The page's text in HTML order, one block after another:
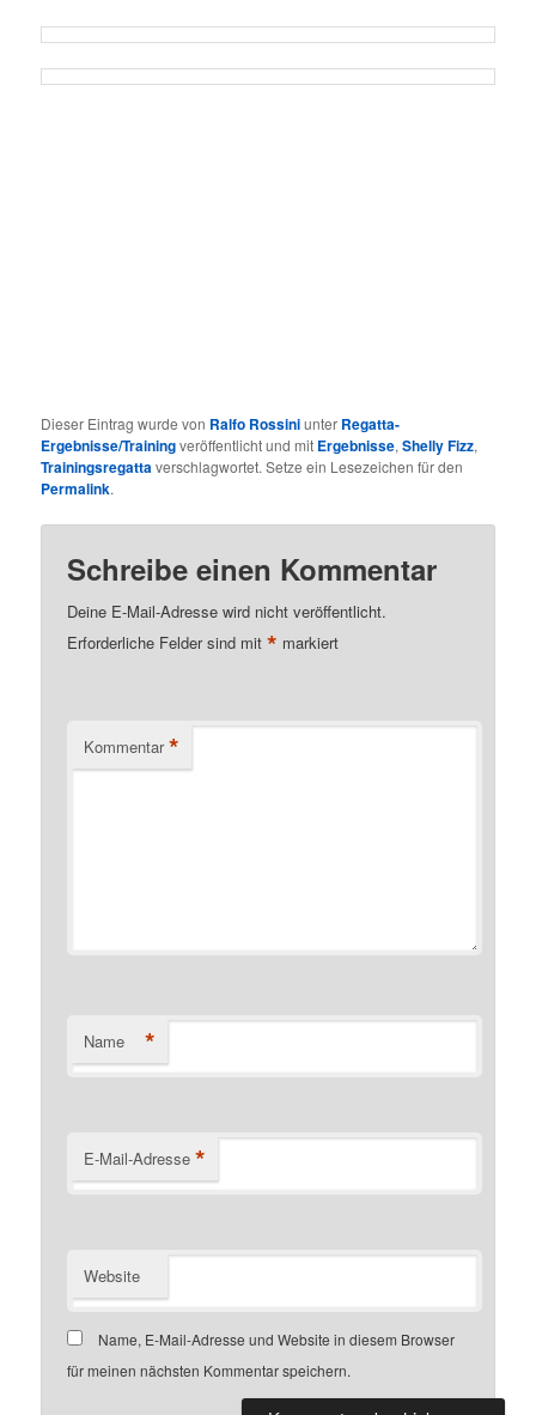
Dieser Eintrag wurde von Ralfo Rossiniunter Regatta-
Ergebnisse/Trainingveröffentlicht und mit Ergebnisse,Shelly Fizz,
Trainingsregattaverschlagwortet. Setze ein Lesezeichen für den
Permalink.
Schreibe einen Kommentar
Deine E-Mail-Adresse wird nicht veröffentlicht.
Erforderliche Felder sind mit* markiert
Kommentar *
Name *
E-Mail-Adresse *
Website
Name, E-Mail-Adresse und Website in diesem Browser
für meinen nächsten Kommentar speichern.